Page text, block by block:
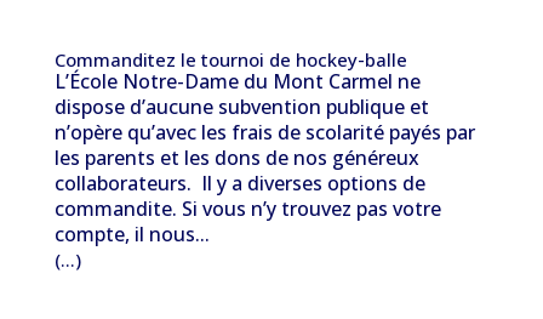
Commanditez le tournoi de hockey-balle
L’École Notre-Dame du Mont Carmel ne
dispose d’aucune subvention publique et
n’opère qu’avec les frais de scolarité payés par
les parents et les dons de nos généreux
collaborateurs. Il y a diverses options de
commandite. Si vous n’y trouvez pas votre
compte, il nous...
(...)